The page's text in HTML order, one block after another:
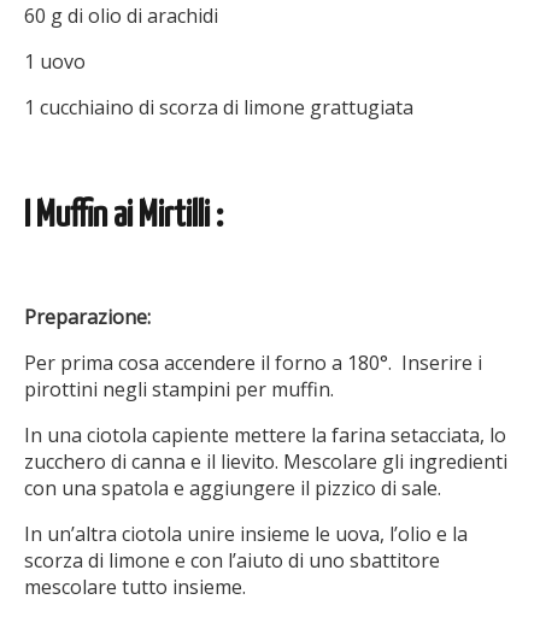
60 g di olio di arachidi
1 uovo
1 cucchiaino di scorza di limone grattugiata
I Muffin ai Mirtilli :
Preparazione:
Per prima cosa accendere il forno a 180°. Inserire i
pirottini negli stampini per muffin.
In una ciotola capiente mettere la farina setacciata, lo
zucchero di canna e il lievito. Mescolare gli ingredienti
con una spatola e aggiungere il pizzico di sale.
In un’altra ciotola unire insieme le uova, l’olio e la
scorza di limone e con l’aiuto di uno sbattitore
mescolare tutto insieme.